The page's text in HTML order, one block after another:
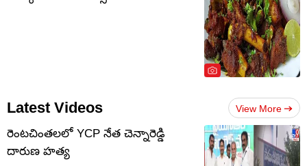
Latest Videos View More
రెంటచింతలలో YCP నేత చెన్నారెడ్డి
దారుణ హత్య